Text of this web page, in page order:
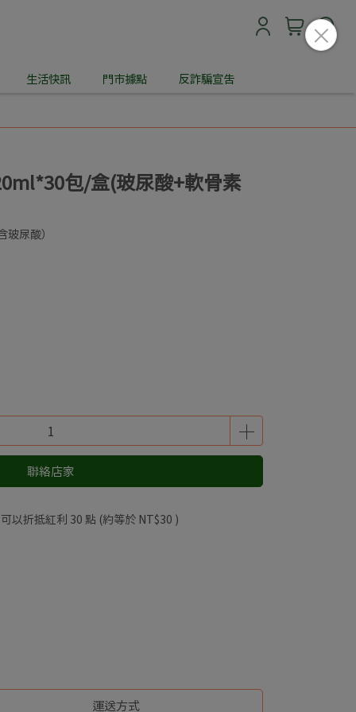
生活快訊 門市據點 反詐騙宣告
包/盒(玻尿酸+軟骨素
尿酸）
聯絡店家
以折抵紅利 30 點 (約等於 NT$30 )
運送方式